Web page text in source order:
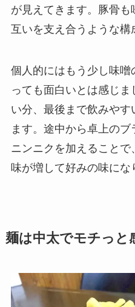
が見えてきます。豚骨
互いを支え合うような構
個人的にはもう少し味
っても面白いとは感じ
い分、最後まで飲みや
ます。途中から卓上の
ニンニクを加えること
味が増して好みの味にな
麺は中太でモチっと